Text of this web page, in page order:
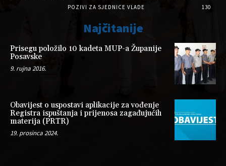
POZIVI ZA SJEDNICE VLADE
130
Najčitanije
Prisegu položilo 10 kadeta MUP-a Županije
Posavske
9. rujna 2016.
Obavijest o uspostavi aplikacije za vođenje
Registra ispuštanja i prijenosa zagađujućih
materija (PRTR)
19. prosinca 2024.